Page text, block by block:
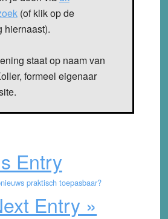
(of klik op de
hiernaast).
staat op naam van
formeel eigenaar
Entry
praktisch toepasbaar?
Entry »